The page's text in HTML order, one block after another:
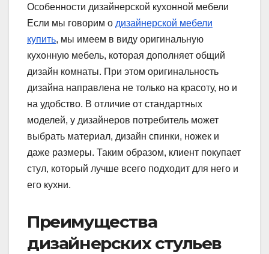
Особенности дизайнерской кухонной мебели
Если мы говорим о дизайнерской мебели
купить, мы имеем в виду оригинальную
кухонную мебель, которая дополняет общий
дизайн комнаты. При этом оригинальность
дизайна направлена не только на красоту, но и
на удобство. В отличие от стандартных
моделей, у дизайнеров потребитель может
выбрать материал, дизайн спинки, ножек и
даже размеры. Таким образом, клиент покупает
стул, который лучше всего подходит для него и
его кухни.
Преимущества
дизайнерских стульев